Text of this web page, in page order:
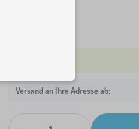
Versand an Ihre Adresse ab: